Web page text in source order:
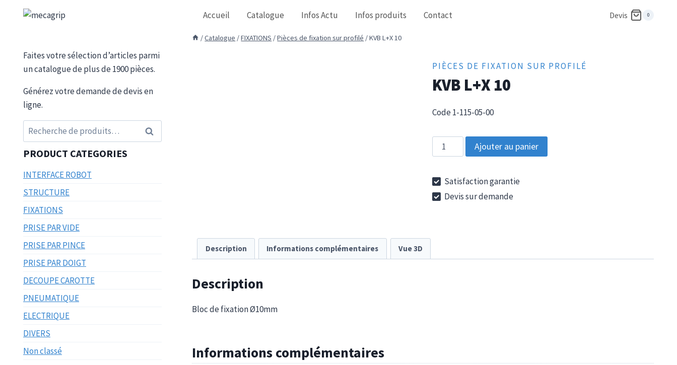
Accueil Catalogue Infos Actu Infos produits Contact Devis 0
/Catalogue /FIXATIONS /Pièces de fixation sur profilé /KVB L+X 10
PIÈCES DE FIXATION SUR PROFILÉ
KVB L+X 10
Code 1-115-05-00
quantité
de
L+X
10
Ajouter au panier
Satisfaction garantie
Devis sur demande
Description Informations complémentaires Vue 3D
Description
Bloc de fixation Ø10mm
Informations complémentaires
Faites votre sélection d’articles parmi
un catalogue de plus de 1900 pièces.
Générez votre demande de devis en
ligne.
Recherche
pour :
Recherche
PRODUCT CATEGORIES
INTERFACE ROBOT
STRUCTURE
FIXATIONS
PRISE PAR VIDE
PRISE PAR PINCE
PRISE PAR DOIGT
DECOUPE CAROTTE
PNEUMATIQUE
ELECTRIQUE
DIVERS
Non classé